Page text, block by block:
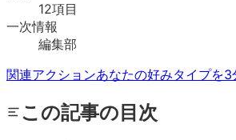
12項目
一次情報
編集部
関連アクションあなたの好みタイプを3
この記事の目次